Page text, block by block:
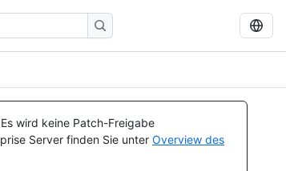
wird keine Patch-Freigabe
Server finden Sie unter Overview des